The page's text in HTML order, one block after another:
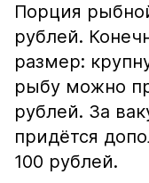
Порция
рублей.
размер:
рыбу можно
рублей. За
придётся
100 рублей.